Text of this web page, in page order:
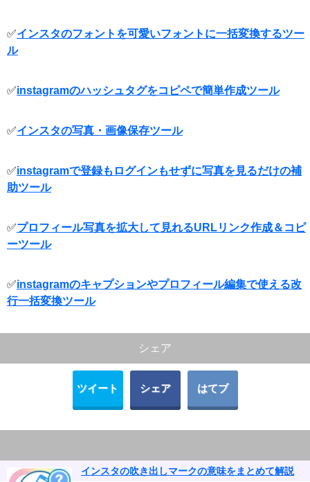
✅インスタのフォントを可愛いフォントに一括変換するツー
ル
✅instagramのハッシュタグをコピペで簡単作成ツール
✅インスタの写真・画像保存ツール
✅instagramで登録もログインもせずに写真を見るだけの補
助ツール
✅プロフィール写真を拡大して見れるURLリンク作成＆コピ
ーツール
✅instagramのキャプションやプロフィール編集で使える改
行一括変換ツール
シェア
ツイート シェア はてブ
インスタの吹き出しマークの意味をまとめて解説